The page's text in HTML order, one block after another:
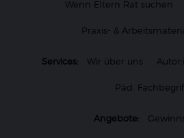
Wenn Eltern Rat suchen
Praxis- &
Services: Wir über uns
Päd.
Angebote: